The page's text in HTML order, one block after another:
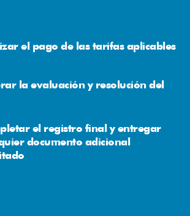
el pago de las tarifas aplicables
la evaluación y resolución del
el registro final y entregar
documento adicional